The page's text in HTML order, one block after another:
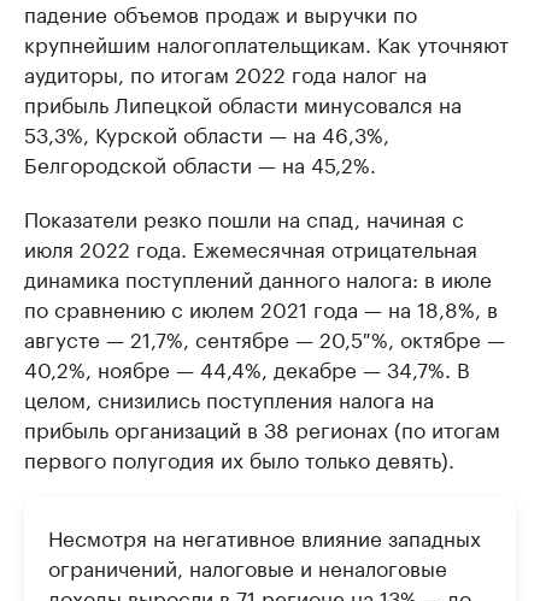
падение объемов продаж и выручки по
крупнейшим налогоплательщикам. Как уточняют
аудиторы, по итогам 2022 года налог на
прибыль Липецкой области минусовался на
53,3%, Курской области — на 46,3%,
Белгородской области — на 45,2%.
Показатели резко пошли на спад, начиная с
июля 2022 года. Ежемесячная отрицательная
динамика поступлений данного налога: в июле
по сравнению с июлем 2021 года — на 18,8%, в
августе — 21,7%, сентябре — 20,5 %, октябре —
40,2%, ноябре — 44,4%, декабре — 34,7%. В
целом, снизились поступления налога на
прибыль организаций в 38 регионах (по итогам
первого полугодия их было только девять).
Несмотря на негативное влияние западных
ограничений, налоговые и неналоговые